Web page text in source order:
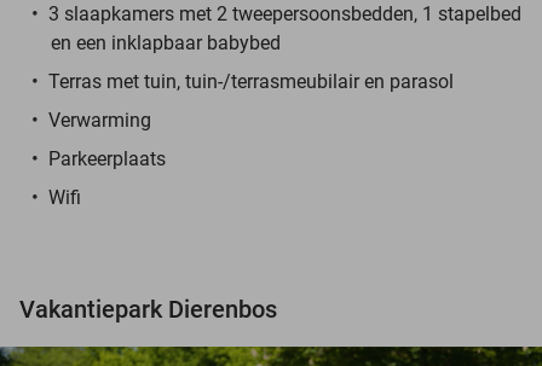
3 slaapkamers met 2 tweepersoonsbedden, 1 stapelbed
en een inklapbaar babybed
Terras met tuin, tuin-/terrasmeubilair en parasol
Verwarming
Parkeerplaats
Wifi
Vakantiepark Dierenbos